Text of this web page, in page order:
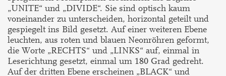
„UNITE“ und „DIVIDE“. Sie sind optisch kaum
voneinander zu unterscheiden, horizontal geteilt und
gespiegelt ins Bild gesetzt. Auf einer weiteren Ebene
leuchten, aus roten und blauen Neonröhren geformt,
die Worte „RECHTS“ und „LINKS“ auf, einmal in
Leserichtung gesetzt, einmal um 180 Grad gedreht.
Auf der dritten Ebene erscheinen „BLACK“ und